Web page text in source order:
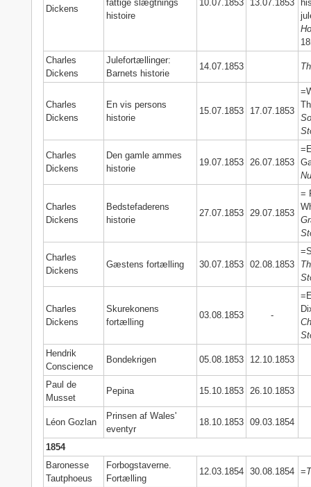
Dickens
fattige slægtnings
histoire
10.07.1853 13.07.1853
Charles
Dickens
Julefortællinger:
Barnets historie
14.07.1853
Charles
Dickens
En vis persons
historie
15.07.1853 17.07.1853
Charles
Dickens
Den gamle ammes
historie
19.07.1853 26.07.1853
Charles
Dickens
Bedstefaderens
historie
27.07.1853 29.07.1853
=
Charles
Dickens
Gæstens fortælling 30.07.1853 02.08.1853
Charles
Dickens
Skurekonens
fortælling
03.08.1853 -
Hendrik
Conscience
Bondekrigen 05.08.1853 12.10.1853
Paul de
Musset
Pepina 15.10.1853 26.10.1853
Léon Gozlan
Prinsen af Wales'
eventyr
18.10.1853 09.03.1854
1854
Baronesse
Tautphoeus
Forbogstaverne.
Fortælling
12.03.1854 30.08.1854 =